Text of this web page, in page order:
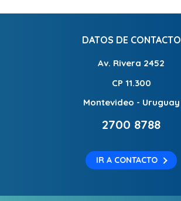
DATOS DE CONTACTO
Av. Rivera 2452
CP 11.300
Montevideo - Uruguay
2700 8788
IR A CONTACTO